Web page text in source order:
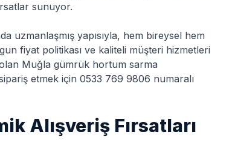
sunuyor.
uzmanlaşmış yapısıyla, hem bireysel hem
fiyat politikası ve kaliteli müşteri hizmetleri
olan Muğla gümrük hortum sarma
etmek için 0533 769 9806 numaralı
Alışveriş Fırsatları